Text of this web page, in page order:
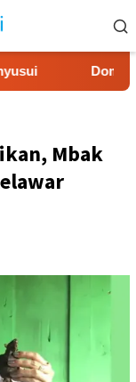
Dompet
Mbak